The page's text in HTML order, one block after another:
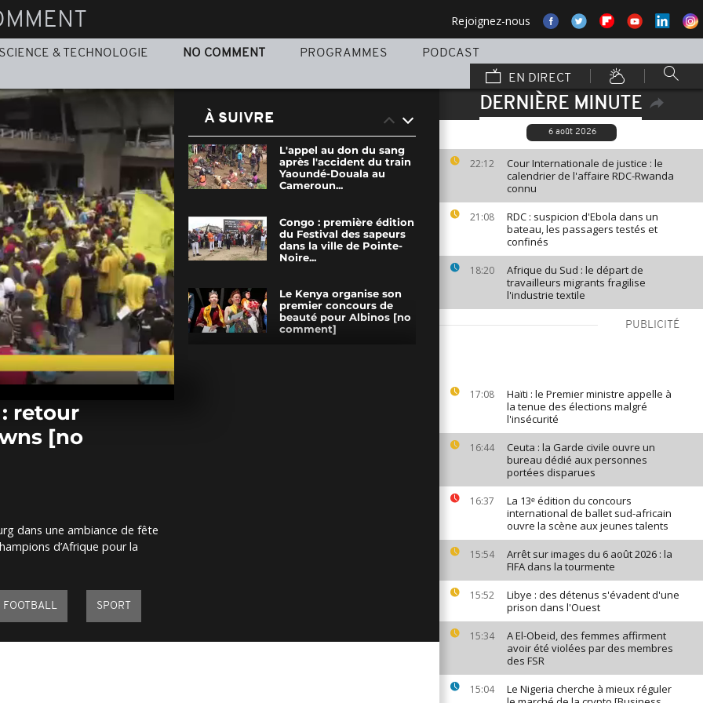
Rejoignez-nous
SCIENCE & TECHNOLOGIE NO COMMENT PROGRAMMES
PODCAST
EN DIRECT
DERNIÈRE MINUTE
6 août 2026
22:12
Cour Internationale de justice : le
calendrier de l'affaire RDC-Rwanda
connu
21:08
RDC : suspicion d'Ebola dans un
bateau, les passagers testés et
confinés
18:20
Afrique du Sud : le départ de
travailleurs migrants fragilise
l'industrie textile
PUBLICITÉ
17:08
Haïti : le Premier ministre appelle à
la tenue des élections malgré
l'insécurité
16:44
Ceuta : la Garde civile ouvre un
bureau dédié aux personnes
portées disparues
16:37
La 13ᵉ édition du concours
international de ballet sud-africain
ouvre la scène aux jeunes talents
15:54
Arrêt sur images du 6 août 2026 : la
FIFA dans la tourmente
15:52
Libye : des détenus s'évadent d'une
prison dans l'Ouest
15:34
A El-Obeid, des femmes affirment
avoir été violées par des membres
des FSR
15:04
Le Nigeria cherche à mieux réguler
retour
[no
dans une ambiance de fête
d’Afrique pour la
FOOTBALL SPORT
À SUIVRE
L'appel au don du sang
après l'accident du train
Yaoundé-Douala au
Cameroun...
Congo : première édition
du Festival des sapeurs
dans la ville de Pointe-
Noire...
Le Kenya organise son
premier concours de
beauté pour Albinos [no
comment]